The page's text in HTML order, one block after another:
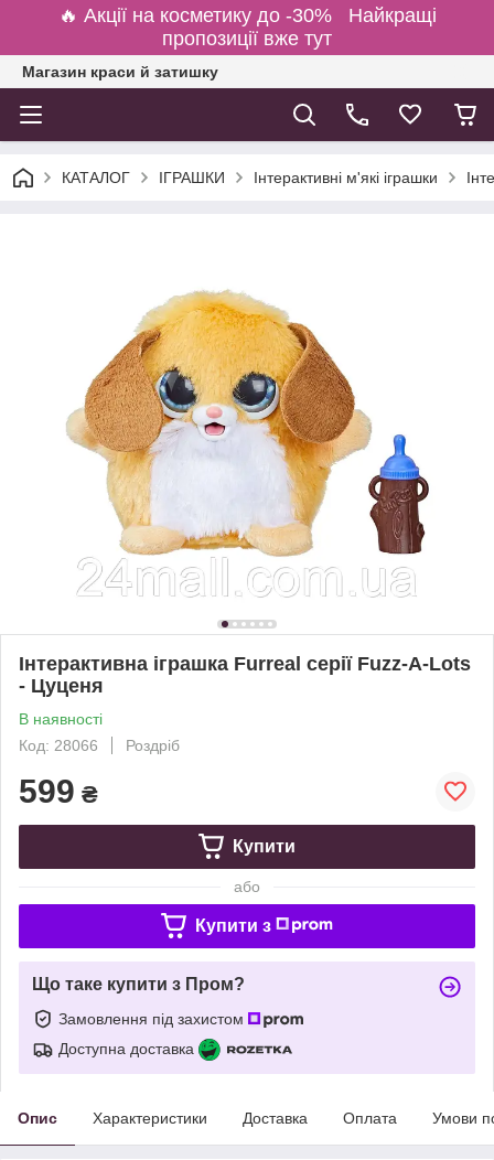
🔥 Акції на косметику до -30% Найкращі
пропозиції вже тут
Магазин краси й затишку
КАТАЛОГ ІГРАШКИ Інтерактивні м'які іграшки
Інтерактивна іграшка Furreal серії Fuzz-A-Lots
- Цуценя
В наявності
Код: 28066
Роздріб
599 ₴
Купити
або
Купити з
Що таке купити з Пром?
Замовлення під захистом
Доступна доставка
Опис Характеристики Доставка Оплата Умови